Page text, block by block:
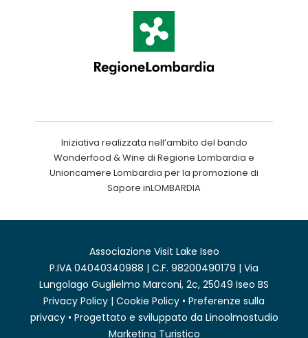
Iniziativa realizzata nell’ambito del bando
Wonderfood & Wine di Regione Lombardia e
Unioncamere Lombardia per la promozione di
Sapore inLOMBARDIA
Associazione Visit Lake Iseo
P.IVA 04040340988 | C.F. 98200490179 | Via
Lungolago Guglielmo Marconi, 2c, 25049 Iseo BS
Privacy Policy | Cookie Policy • Preferenze sulla
privacy• Progettato e sviluppato da Linoolmostudio
Marketing Turistico